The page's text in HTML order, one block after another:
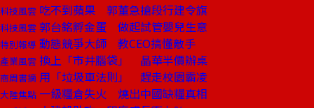
科技風雲 吃不到蘋果 郭董急搶段行建令旗
科技風雲 郭台銘孵金蛋 做起試管嬰兒生意
特別報導 動態競爭大師 教CEO搞懂敵手
產業風雲 換上「市井腦袋」 晶華半價辦桌
商周書摘 用「垃圾車法則」 趕走校園霸凌
大陸焦點 一級糧倉失火 燒出中國缺糧真相